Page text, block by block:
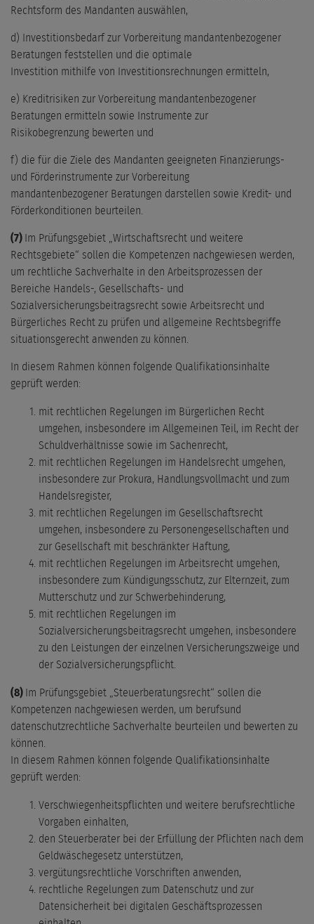
Rechtsform des Mandanten auswählen,
d) Investitionsbedarf zur Vorbereitung mandantenbezogener
Beratungen feststellen und die optimale
Investition mithilfe von Investitionsrechnungen ermitteln,
e) Kreditrisiken zur Vorbereitung mandantenbezogener
Beratungen ermitteln sowie Instrumente zur
Risikobegrenzung bewerten und
f) die für die Ziele des Mandanten geeigneten Finanzierungs-
und Förderinstrumente zur Vorbereitung
mandantenbezogener Beratungen darstellen sowie Kredit- und
Förderkonditionen beurteilen.
(7) Im Prüfungsgebiet „Wirtschaftsrecht und weitere
Rechtsgebiete“ sollen die Kompetenzen nachgewiesen werden,
um rechtliche Sachverhalte in den Arbeitsprozessen der
Bereiche Handels-, Gesellschafts- und
Sozialversicherungsbeitragsrecht sowie Arbeitsrecht und
Bürgerliches Recht zu prüfen und allgemeine Rechtsbegriffe
situationsgerecht anwenden zu können.
In diesem Rahmen können folgende Qualifikationsinhalte
geprüft werden:
mit rechtlichen Regelungen im Bürgerlichen Recht
umgehen, insbesondere im Allgemeinen Teil, im Recht der
Schuldverhältnisse sowie im Sachenrecht,
mit rechtlichen Regelungen im Handelsrecht umgehen,
insbesondere zur Prokura, Handlungsvollmacht und zum
Handelsregister,
mit rechtlichen Regelungen im Gesellschaftsrecht
umgehen, insbesondere zu Personengesellschaften und
zur Gesellschaft mit beschränkter Haftung,
mit rechtlichen Regelungen im Arbeitsrecht umgehen,
insbesondere zum Kündigungsschutz, zur Elternzeit, zum
Mutterschutz und zur Schwerbehinderung,
mit rechtlichen Regelungen im
Sozialversicherungsbeitragsrecht umgehen, insbesondere
zu den Leistungen der einzelnen Versicherungszweige und
der Sozialversicherungspflicht.
(8) Im Prüfungsgebiet „Steuerberatungsrecht“ sollen die
Kompetenzen nachgewiesen werden, um berufsund
datenschutzrechtliche Sachverhalte beurteilen und bewerten zu
können.
In diesem Rahmen können folgende Qualifikationsinhalte
geprüft werden:
Verschwiegenheitspflichten und weitere berufsrechtliche
Vorgaben einhalten,
den Steuerberater bei der Erfüllung der Pflichten nach dem
Geldwäschegesetz unterstützen,
vergütungsrechtliche Vorschriften anwenden,
rechtliche Regelungen zum Datenschutz und zur
Datensicherheit bei digitalen Geschäftsprozessen